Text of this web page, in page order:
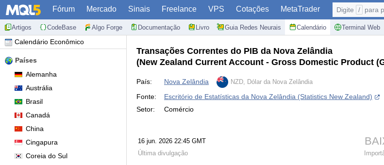
Fórum Mercado Sinais Freelance VPS Cotações MetaTrader
Artigos CodeBase Algo Forge Documentação Livro Guia Redes Neurais Calendário Terminal Web
Digite / para
Calendário Econômico
Países
Alemanha
Austrália
Brasil
Canadá
China
Cingapura
Coreia do Sul
Transações Correntes do PIB da Nova Zelândia
(New Zealand Current Account - Gross Domestic Product
País: Nova Zelândia NZD, Dólar da Nova Zelândia
Fonte:
Escritório de Estatísticas da Nova Zelândia (Statistics New Zealand)
Setor:
Comércio
16 jun. 2026 22:45 GMT
Última divulgação